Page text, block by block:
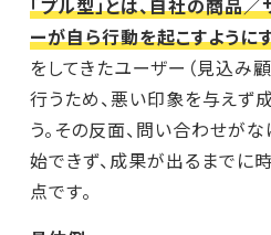
「プル型」とは、自社の商品
ーが自ら行動を起こすように
をしてきたユーザー（見込み
行うため、悪い印象を与えず
う。その反面、問い合わせが
始できず、成果が出るまでに
点です。